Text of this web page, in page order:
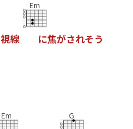
視線
Em
に焦がされそう
Em G